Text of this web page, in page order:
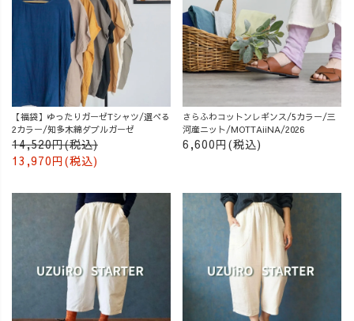
【福袋】ゆったりガーゼTシャツ/選べる
2カラー/知多木綿ダブルガーゼ
14,520円(税込)
13,970円(税込)
さらふわコットンレギンス/5カラー/三
河産ニット/MOTTAiiNA/2026
6,600円(税込)